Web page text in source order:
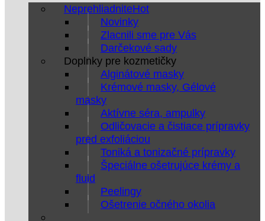
Neprehliadnite
Novinky
Zlacnili sme pre Vás
Darčekové sady
Doplnky pre kozmetičky
Alginátové masky
Krémové masky, Gélové
masky
Aktívne séra, ampulky
Odličovacie a čistiace prípravky
pred exfoliáciou
Toniká a tonizačné prípravky
Špeciálne ošetrujúce krémy a
fluid
Peelingy
Ošetrenie očného okolia